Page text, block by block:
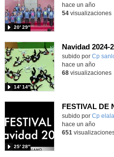
20′ 29″
hace un año
54visualizaciones
Navidad 2024-
Contenido
subido por Cp
14′ 14″
hace un año
68visualizaciones
FESTIVAL DE
Contenido
subido por Cp
25′ 28″
hace un año
651